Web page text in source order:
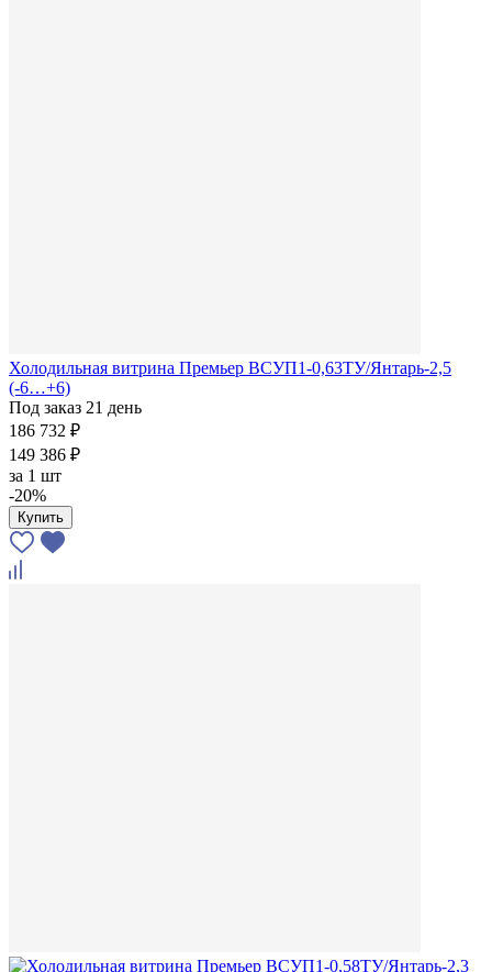
Холодильная витрина Премьер ВСУП1-0,63ТУ/Янтарь-2,5
(-6…+6)
Под заказ 21 день
186 732 ₽
149 386 ₽
за 1 шт
-20%
Купить